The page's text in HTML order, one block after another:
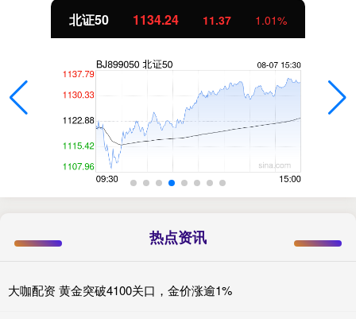
北证50 1134.24 11.37 1.01%
热点资讯
大咖配资 黄金突破4100关口，金价涨逾1%